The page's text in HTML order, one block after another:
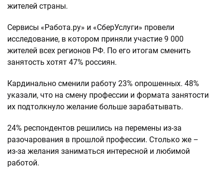
жителей страны.
Сервисы «Работа.ру» и «СберУслуги» провели
исследование, в котором приняли участие 9 000
жителей всех регионов РФ. По его итогам сменить
занятость хотят 47% россиян.
Кардинально сменили работу 23% опрошенных. 48%
указали, что на смену профессии и формата занятости
их подтолкнуло желание больше зарабатывать.
24% респондентов решились на перемены из-за
разочарования в прошлой профессии. Столько же –
из-за желания заниматься интересной и любимой
работой.